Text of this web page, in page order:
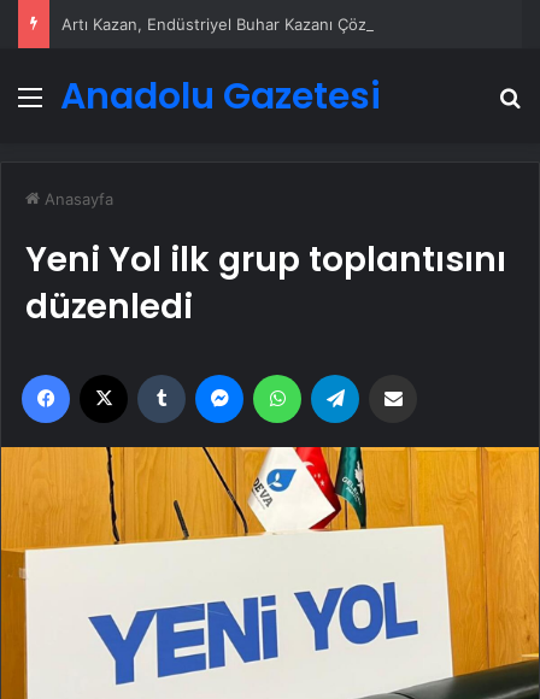
Menü
Anadolu Gazetesi
Anasayfa
Yeni Yol ilk grup toplantısını
düzenledi
Facebook Tumblr MessengerWhatsApp